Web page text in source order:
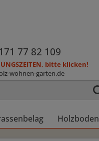
77 82 109
bitte klicken!
wohnen-garten.de
Holzboden